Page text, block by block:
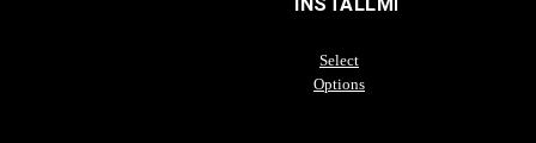
Select
Options